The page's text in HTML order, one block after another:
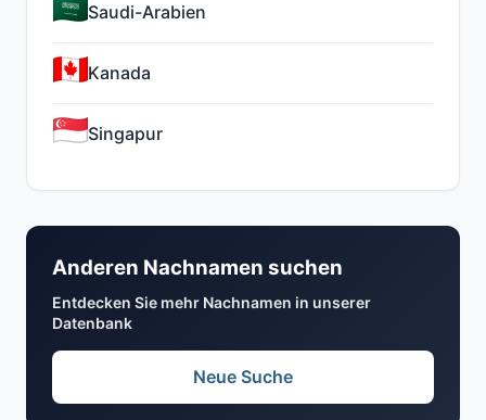
Saudi-Arabien
Kanada
Singapur
Anderen Nachnamen suchen
Entdecken Sie mehr Nachnamen in unserer
Datenbank
Neue Suche